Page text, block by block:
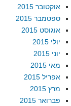
אוקטובר 2015
ספטמבר 2015
אוגוסט 2015
יולי 2015
יוני 2015
מאי 2015
אפריל 2015
מרץ 2015
פברואר 2015